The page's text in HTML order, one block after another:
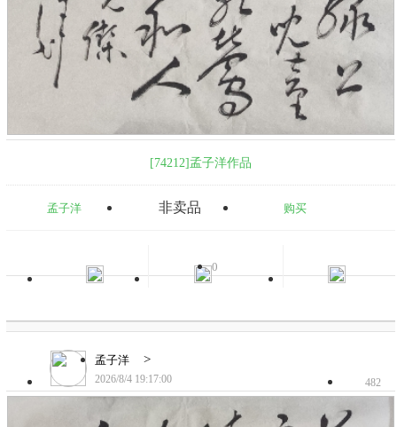
[74212]孟子洋作品
孟子洋 非卖品 购买
0
孟子洋 >
2026/8/4 19:17:00 482